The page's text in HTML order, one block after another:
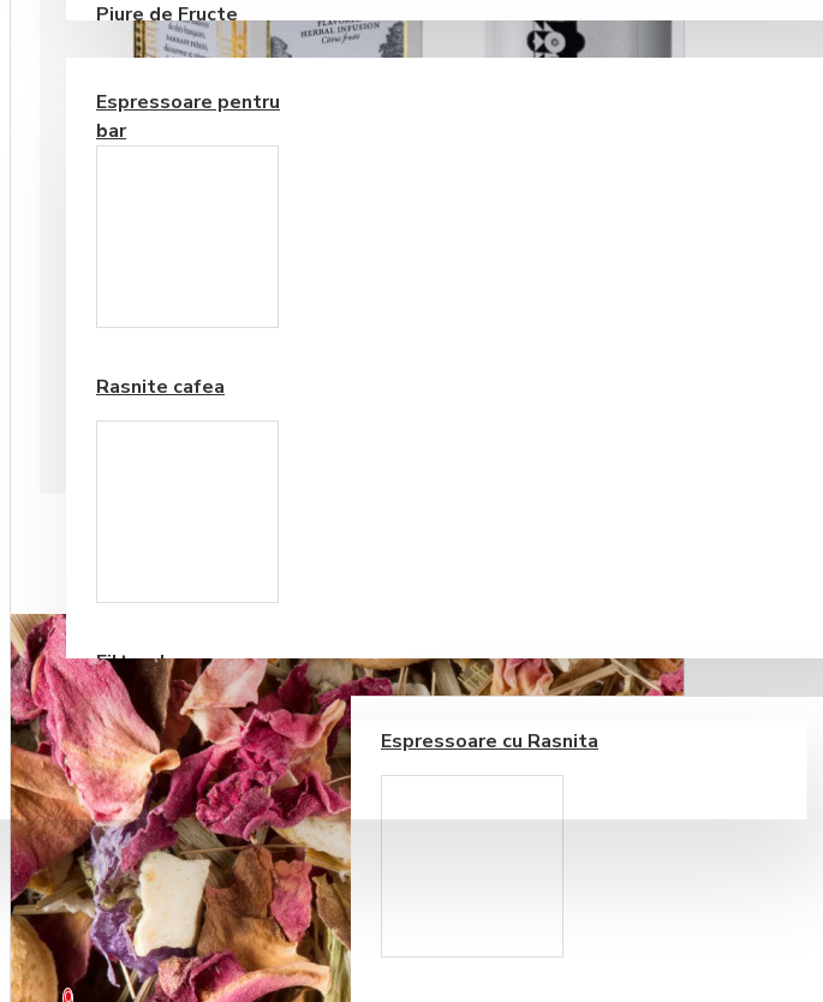
Piure de Fructe
ECHIPAMENTE PENTRU BAR
Espressoare pentru
bar
Rasnite cafea
Filtre de apa
Ustensile barista
ESPRESSOARE AUTOMATE
Espressoare cu Rasnita
ALIMENTE SI DELICATESE
BLOG
CONTACT
0 produs(e) - 0,00RON
0